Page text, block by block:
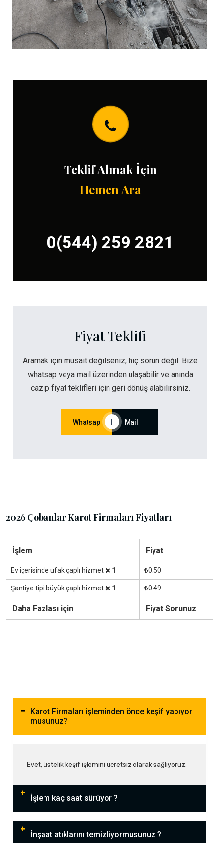
Teklif Almak İçin
Hemen Ara
0(544) 259 2821
Fiyat Teklifi
Aramak için müsait değilseniz, hiç sorun değil. Bize
whatsap veya mail üzerinden ulaşabilir ve anında
cazip fiyat teklifleri için geri dönüş alabilirsiniz.
Whatsap Mail
2026 Çobanlar Karot Firmaları Fiyatları
İşlem Fiyat
Ev içerisinde ufak çaplı hizmet 1 ₺0.50
Şantiye tipi büyük çaplı hizmet 1 ₺0.49
Daha Fazlası için Fiyat Sorunuz
Karot Firmaları işleminden önce keşif yapıyor
musunuz?
Evet, üstelik keşif işlemini ücretsiz olarak sağlıyoruz.
İşlem kaç saat sürüyor ?
İnşaat atıklarını temizliyormusunuz ?